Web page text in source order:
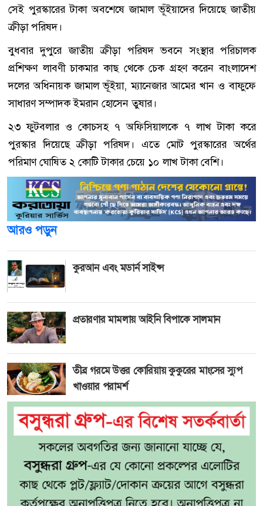
সেই পুরস্কারের টাকা অবশেষে জামাল ভূঁইয়াদের দিয়েছে জাতীয়
ক্রীড়া পরিষদ।
বুধবার দুপুরে জাতীয় ক্রীড়া পরিষদ ভবনে সংস্থার পরিচালক
প্রশিক্ষণ লাবণী চাকমার কাছ থেকে চেক গ্রহণ করেন বাংলাদেশ
দলের অধিনায়ক জামাল ভূঁইয়া, ম্যানেজার আমের খান ও বাফুফে
সাধারণ সম্পাদক ইমরান হোসেন তুষার।
২৩ ফুটবলার ও কোচসহ ৭ অফিসিয়ালকে ৭ লাখ টাকা করে
পুরস্কার দিয়েছে ক্রীড়া পরিষদ। এতে মোট পুরস্কারের অর্থের
পরিমাণ ঘোষিত ২ কোটি টাকার চেয়ে ১০ লাখ টাকা বেশি।
আরও পড়ুন
কুরআন এবং মডার্ন সাইন্স
প্রতারণার মামলায় আইনি বিপাকে সালমান
তীব্র গরমে উত্তর কোরিয়ায় কুকুরের মাংসের স্যুপ
খাওয়ার পরামর্শ